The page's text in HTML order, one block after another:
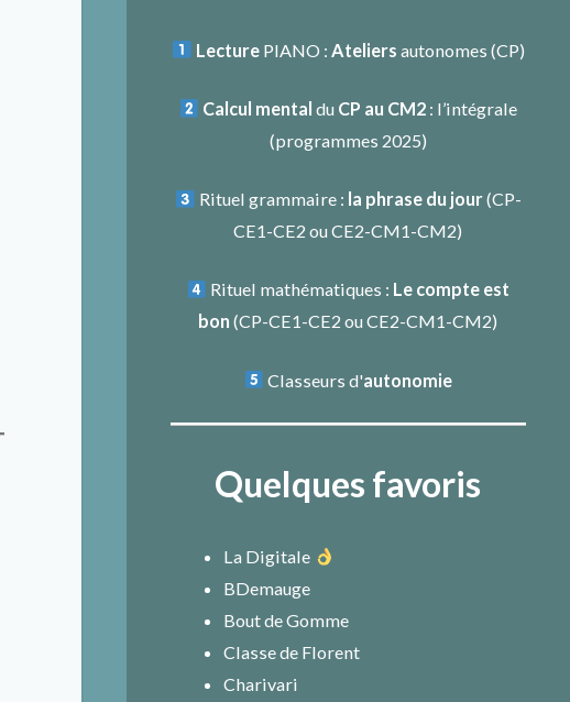
LecturePIANO : Ateliers autonomes (CP)
Calcul mental du CP au CM2 : l’intégrale
(programmes 2025)
Rituel grammaire : la phrase du jour(CP-
CE1-CE2 ouCE2-CM1-CM2)
Rituel mathématiques : Le compte est
bon (CP-CE1-CE2 ouCE2-CM1-CM2)
Classeurs d'autonomie
Quelques favoris
La Digitale
BDemauge
Bout de Gomme
Classe de Florent
Charivari